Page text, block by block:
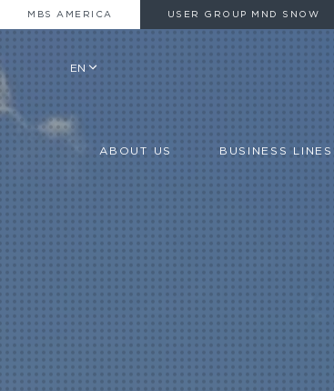
MBS AMERICA USER GROUP MND SNOW
EN
ABOUT US BUSINESS LINES